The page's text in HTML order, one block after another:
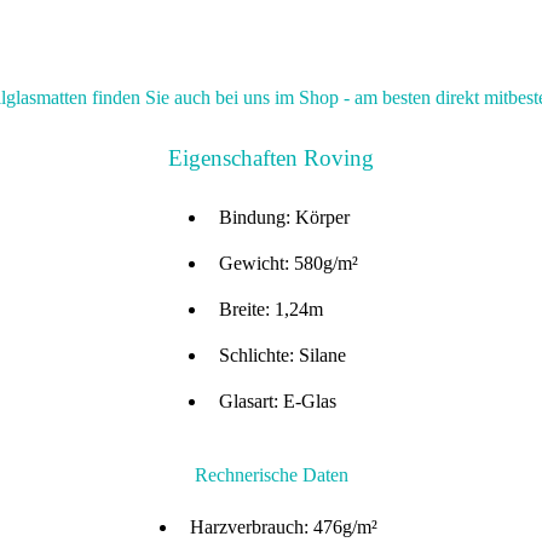
finden Sie auch bei uns im Shop - am besten direkt
Eigenschaften Roving
Bindung: Körper
Gewicht: 580g/m²
Breite: 1,24m
Schlichte: Silane
Glasart: E-Glas
Rechnerische Daten
Harzverbrauch: 476g/m²